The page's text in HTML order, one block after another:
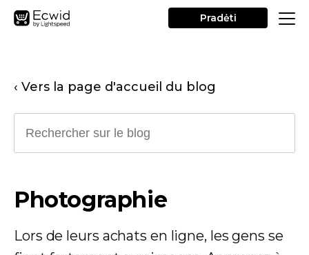
Pradėti
‹ Vers la page d'accueil du blog
Photographie
Lors de leurs achats en ligne, les gens se